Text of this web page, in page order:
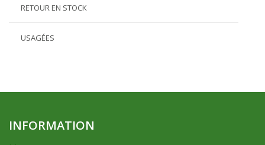
RETOUR EN STOCK
USAGÉES
INFORMATION